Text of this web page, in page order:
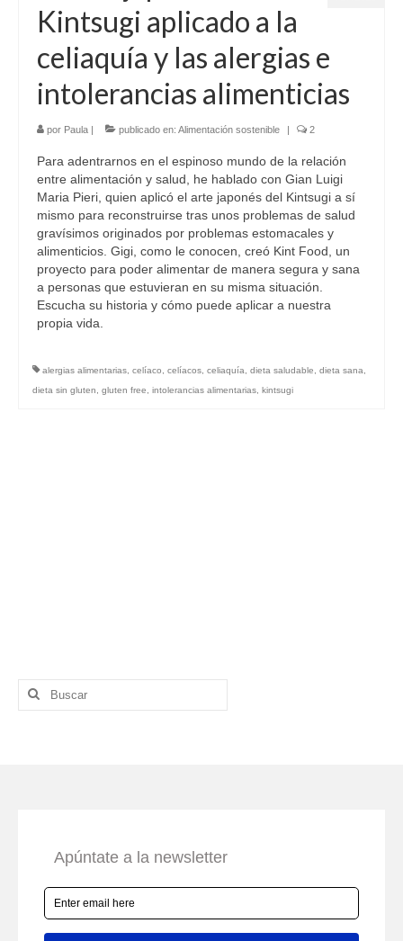
Kintsugi aplicado a la
celiaquía y las alergias e
intolerancias alimenticias
por Paula publicado en: Alimentación sostenible 2
Para adentrarnos en el espinoso mundo de la relación
entre alimentación y salud, he hablado con Gian Luigi
Maria Pieri, quien aplicó el arte japonés del Kintsugi a sí
mismo para reconstruirse tras unos problemas de salud
gravísimos originados por problemas estomacales y
alimenticios. Gigi, como le conocen, creó Kint Food, un
proyecto para poder alimentar de manera segura y sana
a personas que estuvieran en su misma situación.
Escucha su historia y cómo puede aplicar a nuestra
propia vida.
alergias alimentarias, celíaco, celíacos, celiaquía, dieta saludable, dieta sana,
dieta sin gluten, gluten free, intolerancias alimentarias, kintsugi
Buscar